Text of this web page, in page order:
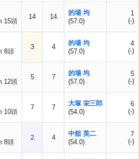
15頭
14 14
的場 均
(57.0)
1
(-)
8頭
3 4
的場 均
(57.0)
4
(-)
12頭
5 7
的場 均
(57.0)
5
(-)
10頭
7 7
大塚 栄三郎
(54.0)
6
(-)
8頭
2 4
中舘 英二
(54.0)
7
(-)